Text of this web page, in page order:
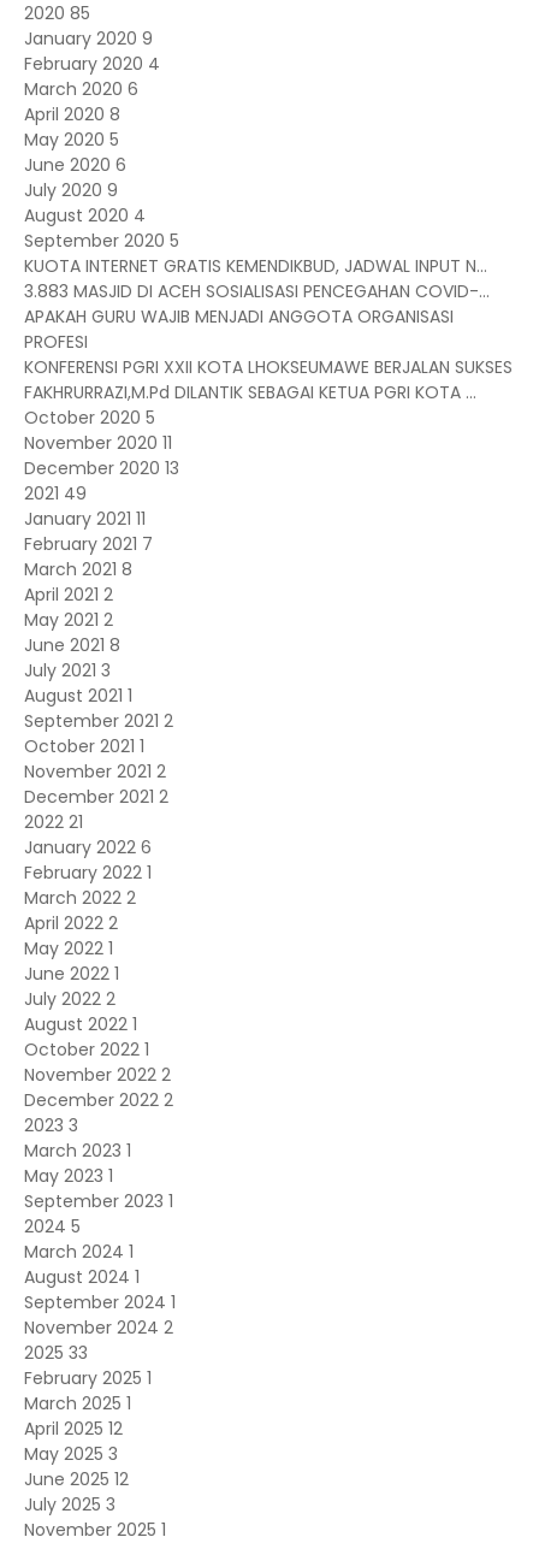
2020 85
January 2020 9
February 2020 4
March 2020 6
April 2020 8
May 2020 5
June 2020 6
July 2020 9
August 2020 4
September 2020 5
KUOTA INTERNET GRATIS KEMENDIKBUD, JADWAL INPUT N...
3.883 MASJID DI ACEH SOSIALISASI PENCEGAHAN COVID-...
APAKAH GURU WAJIB MENJADI ANGGOTA ORGANISASI
PROFESI
KONFERENSI PGRI XXII KOTA LHOKSEUMAWE BERJALAN SUKSES
FAKHRURRAZI,M.Pd DILANTIK SEBAGAI KETUA PGRI KOTA ...
October 2020 5
November 2020 11
December 2020 13
2021 49
January 2021 11
February 2021 7
March 2021 8
April 2021 2
May 2021 2
June 2021 8
July 2021 3
August 2021 1
September 2021 2
October 2021 1
November 2021 2
December 2021 2
2022 21
January 2022 6
February 2022 1
March 2022 2
April 2022 2
May 2022 1
June 2022 1
July 2022 2
August 2022 1
October 2022 1
November 2022 2
December 2022 2
2023 3
March 2023 1
May 2023 1
September 2023 1
2024 5
March 2024 1
August 2024 1
September 2024 1
November 2024 2
2025 33
February 2025 1
March 2025 1
April 2025 12
May 2025 3
June 2025 12
July 2025 3
November 2025 1